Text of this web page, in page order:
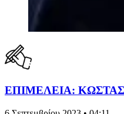
ΕΠΙΜΕΛΕΙΑ: